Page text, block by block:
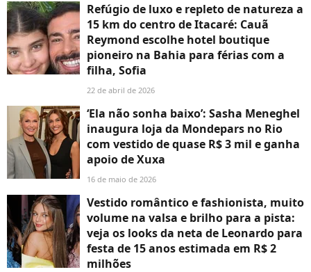
Refúgio de luxo e repleto de natureza a
15 km do centro de Itacaré: Cauã
Reymond escolhe hotel boutique
pioneiro na Bahia para férias com a
filha, Sofia
22 de abril de 2026
‘Ela não sonha baixo’: Sasha Meneghel
inaugura loja da Mondepars no Rio
com vestido de quase R$ 3 mil e ganha
apoio de Xuxa
16 de maio de 2026
Vestido romântico e fashionista, muito
volume na valsa e brilho para a pista:
veja os looks da neta de Leonardo para
festa de 15 anos estimada em R$ 2
milhões